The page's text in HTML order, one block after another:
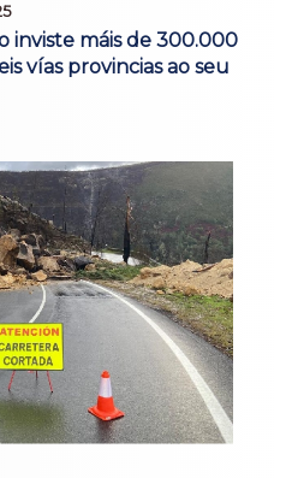
inviste máis de 300.000
vías provincias ao seu